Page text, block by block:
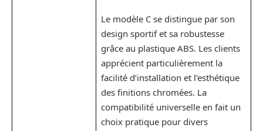
Le modèle C se distingue par son
design sportif et sa robustesse
grâce au plastique ABS. Les clients
apprécient particulièrement la
facilité d’installation et l’esthétique
des finitions chromées. La
compatibilité universelle en fait un
choix pratique pour divers